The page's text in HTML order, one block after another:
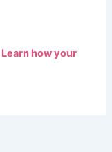
Learn how your